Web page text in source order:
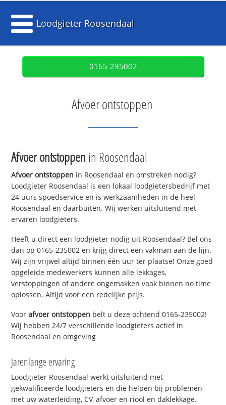
Loodgieter Roosendaal
0165-235002
Afvoer ontstoppen
Afvoer ontstoppen in Roosendaal
Afvoer ontstoppen in Roosendaal en omstreken nodig?
Loodgieter Roosendaal is een lokaal loodgietersbedrijf met
24 uurs spoedservice en is werkzaamheden in de heel
Roosendaal en daarbuiten. Wij werken uitsluitend met
ervaren loodgieters.
Heeft u direct een loodgieter nodig uit Roosendaal? Bel ons
dan op 0165-235002 en krijg direct een vakman aan de lijn.
Wij zijn vrijwel altijd binnen één uur ter plaatse! Onze goed
opgeleide medewerkers kunnen alle lekkages,
verstoppingen of andere ongemakken vaak binnen no time
oplossen. Altijd voor een redelijke prijs.
Voorafvoer ontstoppen belt u deze ochtend 0165-235002!
Wij hebben 24/7 verschillende loodgieters actief in
Roosendaal en omgeving
Jarenlange ervaring
Loodgieter Roosendaal werkt uitsluitend met
gekwalificeerde loodgieters en die helpen bij problemen
met uw waterleiding, CV, afvoer en riool en daklekkage.